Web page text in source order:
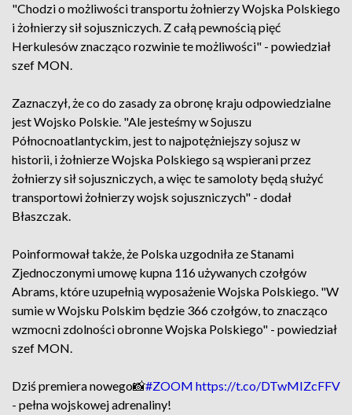
"Chodzi o możliwości transportu żołnierzy Wojska Polskiego
i żołnierzy sił sojuszniczych. Z całą pewnością pięć
Herkulesów znacząco rozwinie te możliwości" - powiedział
szef MON.
Zaznaczył, że co do zasady za obronę kraju odpowiedzialne
jest Wojsko Polskie. "Ale jesteśmy w Sojuszu
Północnoatlantyckim, jest to najpotężniejszy sojusz w
historii, i żołnierze Wojska Polskiego są wspierani przez
żołnierzy sił sojuszniczych, a więc te samoloty będą służyć
transportowi żołnierzy wojsk sojuszniczych" - dodał
Błaszczak.
Poinformował także, że Polska uzgodniła ze Stanami
Zjednoczonymi umowę kupna 116 używanych czołgów
Abrams, które uzupełnią wyposażenie Wojska Polskiego. "W
sumie w Wojsku Polskim będzie 366 czołgów, to znacząco
wzmocni zdolności obronne Wojska Polskiego" - powiedział
szef MON.
Dziś premiera nowego📸#ZOOM https://t.co/DTwMIZcFFV
- pełna wojskowej adrenaliny!